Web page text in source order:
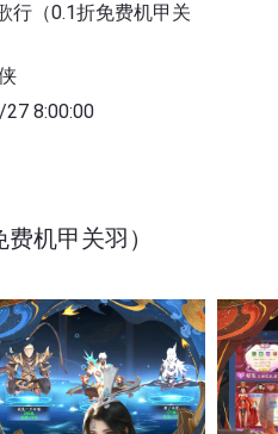
行（0.1折免费机甲关
8:00:00
机甲关羽）